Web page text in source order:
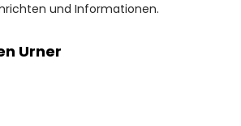
und Informationen.
Urner